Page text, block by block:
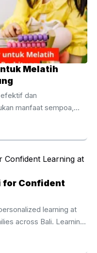
Melatih
dan
manfaat sempoa,
tempat belajar
untuk Anak
berhitung menjadi
akademik
mulai mencari Les
anak belajar
mudah, cepat, dan
kemampuan
for Confident
learning at
across Bali. Learning
choice for families who